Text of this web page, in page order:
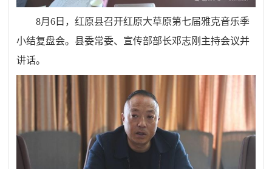
8月6日，红原县召开红原大草原第七届雅克音乐季
小结复盘会。县委常委、宣传部部长邓志刚主持会议并
讲话。